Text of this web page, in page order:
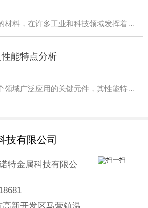
钼保护管是一种重要的材料，在许多工业和科技领域发挥着关键作用。这种管道具有独特的性质，使其在各种环境中都能发挥作用。首先，钼保护管在高温环境下具有出色的耐热性。这使得它成为许多高温工艺中不可或缺的元件。不仅如此，它还具有优异的耐腐蚀性能，适用于许多腐蚀性介质的输送和处理。另外，钼保护管在半导体制造、光伏产业等领域也有广
能特点分析
钨保护管是一种在多个领域广泛应用的关键元件，其性能特点值得我们深入了解。该保护管具有出色的耐高温性能，能够承受极端环境下的高温情况，..设备的正常运行。此外，钨保护管还具有优越的耐腐蚀性，能够在恶劣的化学环境中长时间稳定工作，延长设备的使用寿命。在工业领域，钨保护管被广泛用于炉温测量、真空炉、高温热处理等领域。其稳定可
技有限公司
特金属科技有限公